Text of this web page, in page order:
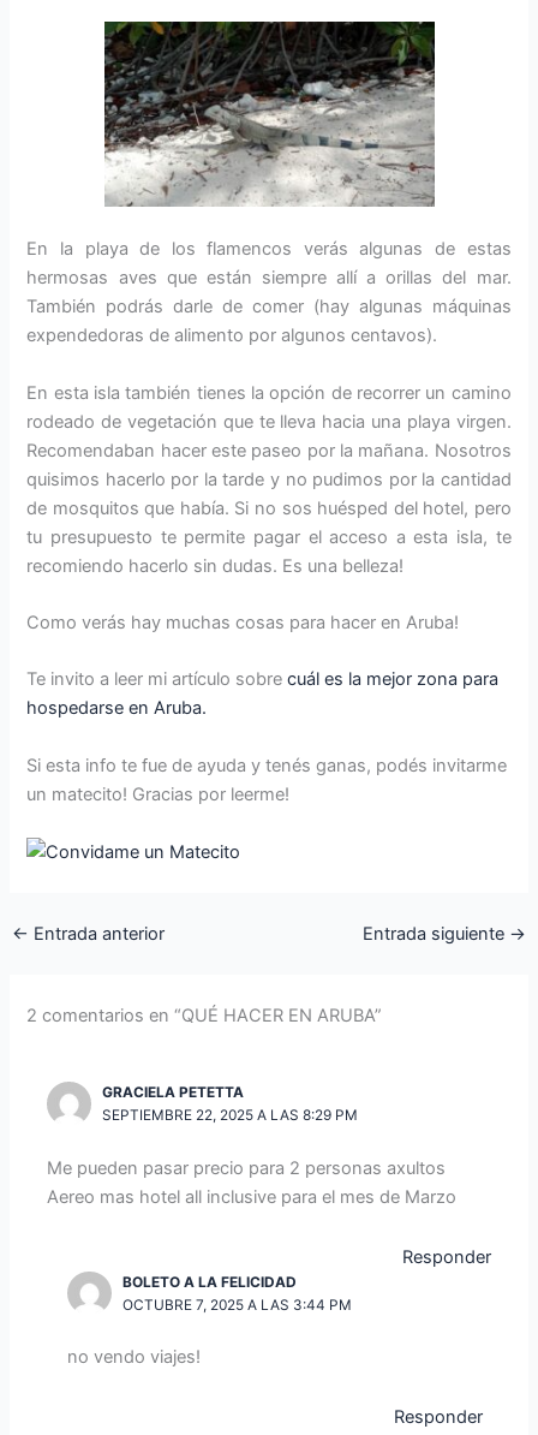
En la playa de los flamencos verás algunas de estas
hermosas aves que están siempre allí a orillas del mar.
También podrás darle de comer (hay algunas máquinas
expendedoras de alimento por algunos centavos).
En esta isla también tienes la opción de recorrer un camino
rodeado de vegetación que te lleva hacia una playa virgen.
Recomendaban hacer este paseo por la mañana. Nosotros
quisimos hacerlo por la tarde y no pudimos por la cantidad
de mosquitos que había. Si no sos huésped del hotel, pero
tu presupuesto te permite pagar el acceso a esta isla, te
recomiendo hacerlo sin dudas. Es una belleza!
Como verás hay muchas cosas para hacer en Aruba!
Te invito a leer mi artículo sobrecuál es la mejor zona para
hospedarse en Aruba.
Si esta info te fue de ayuda y tenés ganas, podés invitarme
un matecito! Gracias por leerme!
← Entrada anterior Entrada siguiente →
2 comentarios en “QUÉ HACER EN ARUBA”
GRACIELA PETETTA
SEPTIEMBRE 22, 2025 A LAS 8:29 PM
Me pueden pasar precio para 2 personas axultos
Aereo mas hotel all inclusive para el mes de Marzo
Responder
BOLETO A LA FELICIDAD
OCTUBRE 7, 2025 A LAS 3:44 PM
no vendo viajes!
Responder